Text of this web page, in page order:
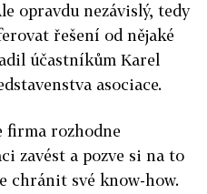
opravdu nezávislý, tedy
řešení od nějaké
účastníkům Karel
asociace.
firma rozhodne
zavést a pozve si na to
chránit své know-how.